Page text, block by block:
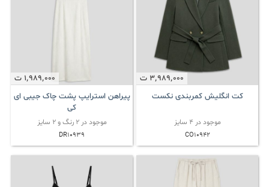
3٬989٬000 ت
کت انگلیش کمربندی نکست
موجود در 4 سایز
CO10942
1٬989٬000 ت
پیراهن استرایپ پشت چاک جیبی ای
کی
موجود در 2 رنگ و 2 سایز
DR10939